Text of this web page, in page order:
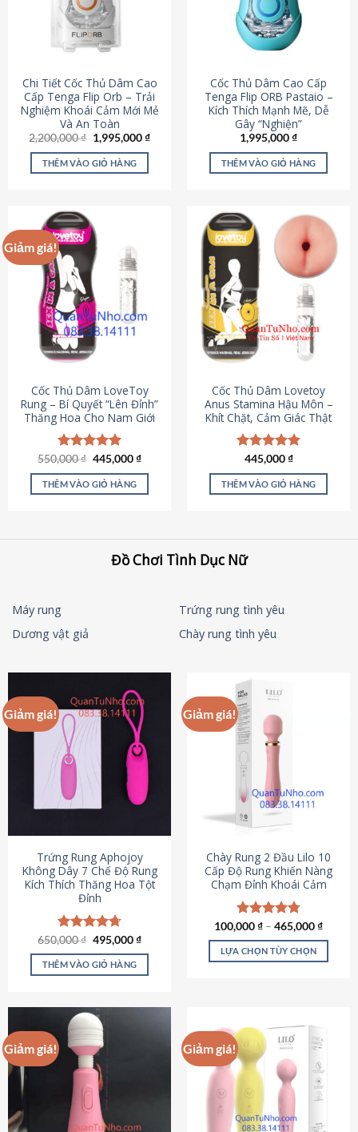
Chi Tiết Cốc Thủ Dâm Cao
Cấp Tenga Flip Orb – Trải
Nghiệm Khoái Cảm Mới Mẻ
Và An Toàn
2,200,000₫ Giá
gốc
là:
2,200,000 ₫.
1,995,000₫Giá
THÊM VÀO GIỎ HÀNG
Cốc Thủ Dâm Cao Cấp
Tenga Flip ORB Pastaio –
Kích Thích Mạnh Mẽ, Dễ
Gây “Nghiện”
1,995,000₫
THÊM VÀO GIỎ HÀNG
Giảm giá!
Cốc Thủ Dâm LoveToy
Rung – Bí Quyết “Lên Đỉnh”
Thăng Hoa Cho Nam Giới
Được xếp
hạng5.00
5 sao
550,000₫ Giá
là:
550,000 ₫.
445,000₫Giá
tại
THÊM VÀO GIỎ HÀNG
Cốc Thủ Dâm Lovetoy
Anus Stamina Hậu Môn –
Khít Chặt, Cảm Giác Thật
Được xếp
hạng4.84
5 sao
445,000₫
THÊM VÀO GIỎ HÀNG
Đồ Chơi Tình Dục Nữ
Máy rung
Trứng rung tình yêu
Dương vật giả
Chày rung tình yêu
Giảm giá!
Trứng Rung Aphojoy
Không Dây 7 Chế Độ Rung
Kích Thích Thăng Hoa Tột
Đỉnh
Được xếp
hạng4.72
5 sao
650,000₫ Giá
là:
650,000 ₫.
495,000₫Giá
tại
495,000 ₫.
THÊM VÀO GIỎ HÀNG
Giảm giá!
Chày Rung 2 Đầu Lilo 10
Cấp Độ Rung Khiến Nàng
Chạm Đỉnh Khoái Cảm
Được xếp
hạng4.80
5 sao
100,000₫ – 465,000₫
LỰA CHỌN TÙY CHỌN
nhiều
biến
thể.
Các
chọn
Giảm giá! Giảm giá!